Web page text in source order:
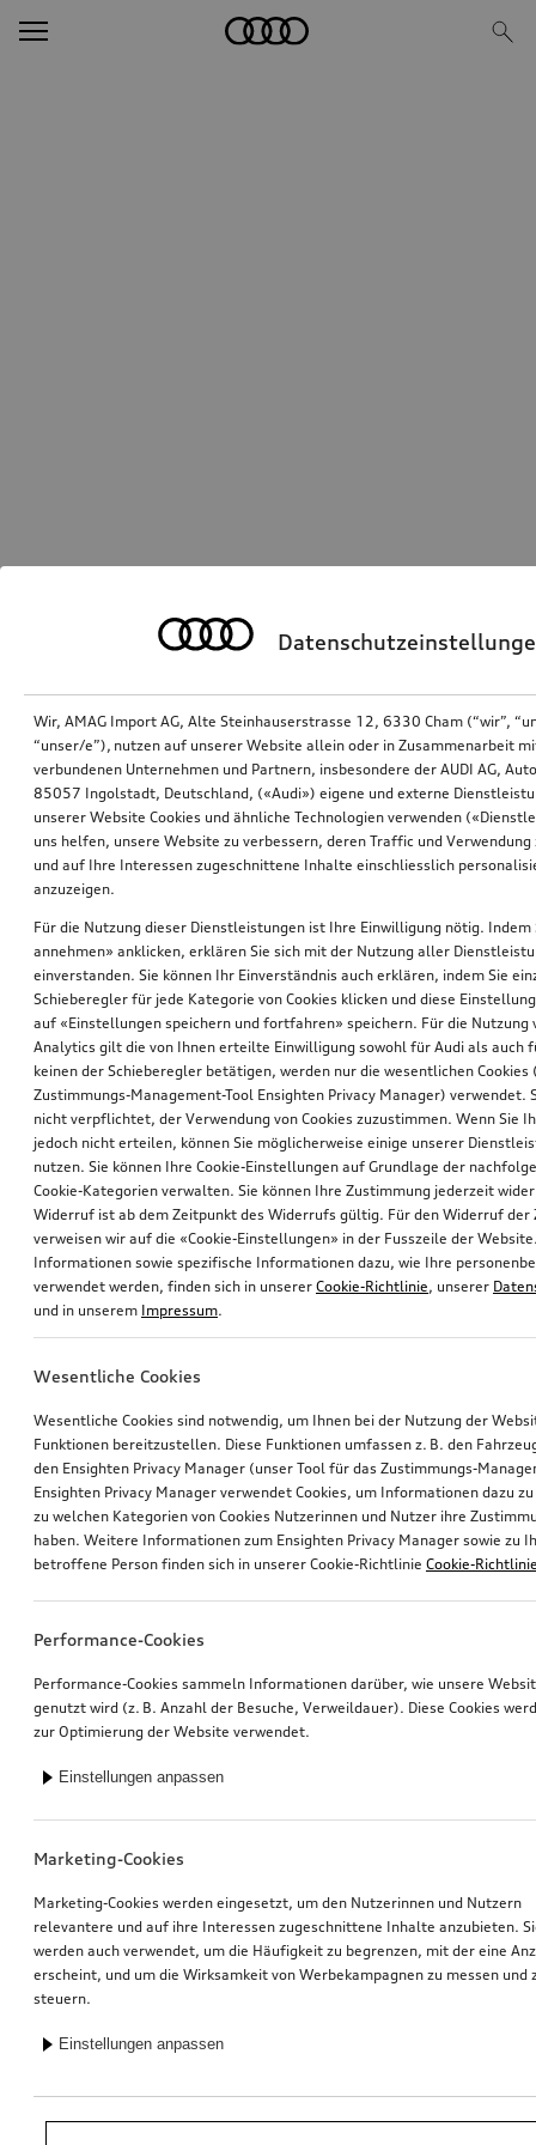
*Unverbindliche Preisempfehlung der Importeurin AMAG Import AG. Inkl.
gesetzlicher MwSt. Preise beim Audi Partner können abweichen; weitere
Wir, AMAG Import AG, Alte Steinhauserstrasse 12, 6330 Cham (“wir”,
“unser/e”), nutzen auf unserer Website allein oder in Zusammenarbeit
verbundenen Unternehmen und Partnern, insbesondere der AUDI AG,
85057 Ingolstadt, Deutschland, («Audi») eigene und externe
unserer Website Cookies und ähnliche Technologien verwenden
uns helfen, unsere Website zu verbessern, deren Traffic und Verwendung
und auf Ihre Interessen zugeschnittene Inhalte einschliesslich
anzuzeigen.
Für die Nutzung dieser Dienstleistungen ist Ihre Einwilligung nötig. Indem
annehmen» anklicken, erklären Sie sich mit der Nutzung aller
einverstanden. Sie können Ihr Einverständnis auch erklären, indem Sie
Schieberegler für jede Kategorie von Cookies klicken und diese
auf «Einstellungen speichern und fortfahren» speichern. Für die Nutzung
Analytics gilt die von Ihnen erteilte Einwilligung sowohl für Audi als auch
keinen der Schieberegler betätigen, werden nur die wesentlichen Cookies
Zustimmungs-Management-Tool Ensighten Privacy Manager) verwendet.
nicht verpflichtet, der Verwendung von Cookies zuzustimmen. Wenn Sie
jedoch nicht erteilen, können Sie möglicherweise einige unserer
nutzen. Sie können Ihre Cookie-Einstellungen auf Grundlage der
Cookie-Kategorien verwalten. Sie können Ihre Zustimmung jederzeit
Widerruf ist ab dem Zeitpunkt des Widerrufs gültig. Für den Widerruf der
verweisen wir auf die «Cookie-Einstellungen» in der Fusszeile der
Informationen sowie spezifische Informationen dazu, wie Ihre
verwendet werden, finden sich in unserer Cookie-Richtlinie, unserer
und in unserem Impressum.
Wesentliche Cookies
Wesentliche Cookies sind notwendig, um Ihnen bei der Nutzung der
Funktionen bereitzustellen. Diese Funktionen umfassen z. B. den
den Ensighten Privacy Manager (unser Tool für das Zustimmungs-
Ensighten Privacy Manager verwendet Cookies, um Informationen dazu
zu welchen Kategorien von Cookies Nutzerinnen und Nutzer ihre
haben. Weitere Informationen zum Ensighten Privacy Manager sowie zu
betroffene Person finden sich in unserer Cookie-Richtlinie Cookie-
Performance-Cookies
Performance-Cookies sammeln Informationen darüber, wie unsere
genutzt wird (z. B. Anzahl der Besuche, Verweildauer). Diese Cookies
zur Optimierung der Website verwendet.
Einstellungen anpassen
Marketing-Cookies
Marketing-Cookies werden eingesetzt, um den Nutzerinnen und Nutzern
relevantere und auf ihre Interessen zugeschnittene Inhalte anzubieten.
werden auch verwendet, um die Häufigkeit zu begrenzen, mit der eine
erscheint, und um die Wirksamkeit von Werbekampagnen zu messen und
steuern.
Einstellungen anpassen